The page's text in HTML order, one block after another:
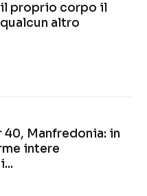
proprio corpo il
altro
40, Manfredonia: in
intere